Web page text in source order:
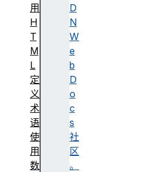
D
N
W
e
b
D
o
c
s
社
区
。
用
H
T
M
L
定
义
术
语
使
用
数